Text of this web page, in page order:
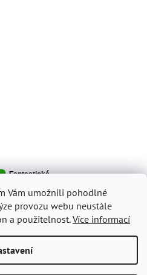
Vám umožnili pohodlné
provozu webu neustále
a použitelnost.Více informací